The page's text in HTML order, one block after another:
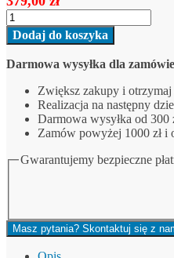
0.5g(objętość:2.0cc)
ilość
Inteross
biomateriał
pochodzenia
wołowego
granulat
-1.0-
2.0mm-
0.5g(objętość:2.0cc)
Dodaj do koszyka
Darmowa wysyłka dla
Zwiększ zakupy i
Realizacja na następny
Darmowa wysyłka od 300
Zamów powyżej 1000 zł i
Gwarantujemy bezpieczne
Masz pytania? Skontaktuj się z